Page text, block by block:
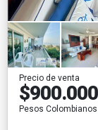
Precio de venta
Pesos Colombianos